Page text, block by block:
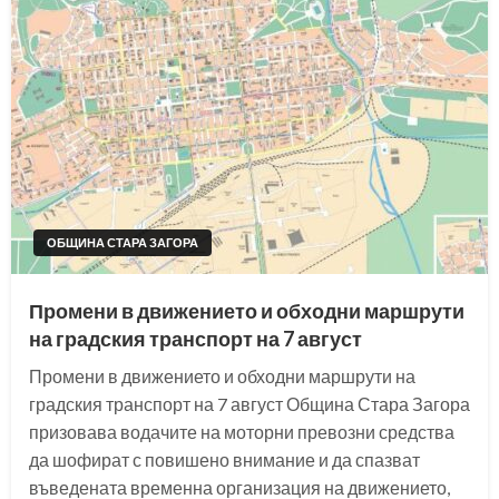
ОБЩИНА СТАРА ЗАГОРА
Промени в движението и обходни маршрути
на градския транспорт на 7 август
Промени в движението и обходни маршрути на
градския транспорт на 7 август Община Стара Загора
призовава водачите на моторни превозни средства
да шофират с повишено внимание и да спазват
въведената временна организация на движението,